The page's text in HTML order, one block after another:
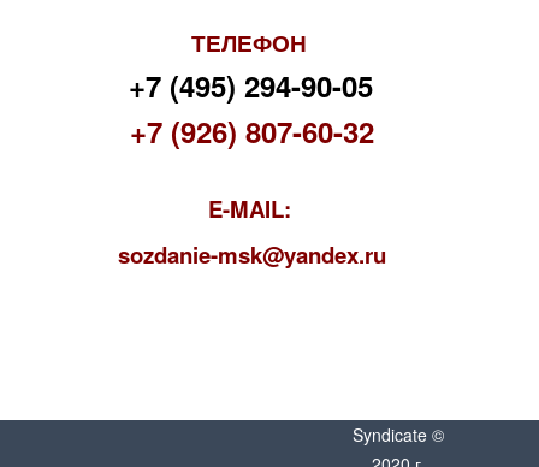
ТЕЛЕФОН
+7 (495) 294-90-05
+7 (926) 807-60-32
E-MAIL:
sozdanie-msk@yandex.ru
Syndicate ©